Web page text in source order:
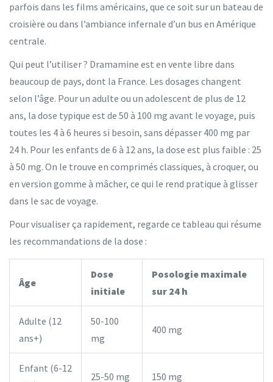
parfois dans les films américains, que ce soit sur un bateau de
croisière ou dans l’ambiance infernale d’un bus en Amérique
centrale.
Qui peut l’utiliser ? Dramamine est en vente libre dans
beaucoup de pays, dont la France. Les dosages changent
selon l’âge. Pour un adulte ou un adolescent de plus de 12
ans, la dose typique est de 50 à 100 mg avant le voyage, puis
toutes les 4 à 6 heures si besoin, sans dépasser 400 mg par
24 h. Pour les enfants de 6 à 12 ans, la dose est plus faible : 25
à 50 mg. On le trouve en comprimés classiques, à croquer, ou
en version gomme à mâcher, ce qui le rend pratique à glisser
dans le sac de voyage.
Pour visualiser ça rapidement, regarde ce tableau qui résume
les recommandations de la dose :
Âge
Dose
initiale
Posologie maximale
sur 24 h
Adulte (12
ans+)
50-100
mg
400 mg
Enfant (6-12
25-50 mg 150 mg